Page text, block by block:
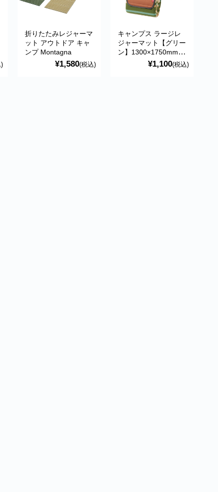
折りたたみレジャーマ
ット アウトドア キャ
ンプ Montagna
¥1,580(税込)
キャンプス ラージレ
ジャーマット【グリー
ン】1300×1750mm
軽量コンパクト 折り
たたみ レジャー・ピ
¥1,100(税込)